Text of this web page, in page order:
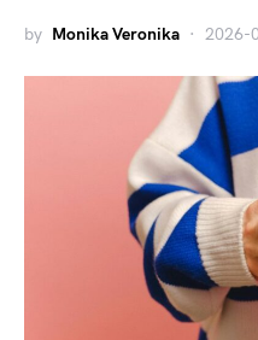
by Monika Veronika 2026-